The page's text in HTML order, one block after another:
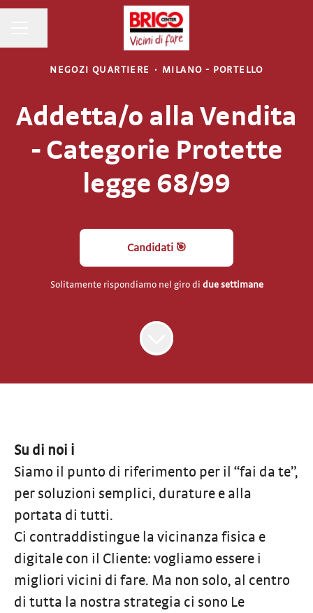
NEGOZI QUARTIERE · MILANO - PORTELLO
Addetta/o alla Vendita
- Categorie Protette
legge 68/99
Candidati 🎯
Solitamente rispondiamo nel giro di due settimane
Su di noi ℹ️
Siamo il punto di riferimento per il “fai da te”,
per soluzioni semplici, durature e alla
portata di tutti.
Ci contraddistingue la vicinanza fisica e
digitale con il Cliente: vogliamo essere i
migliori vicini di fare. Ma non solo, al centro
di tutta la nostra strategia ci sono Le